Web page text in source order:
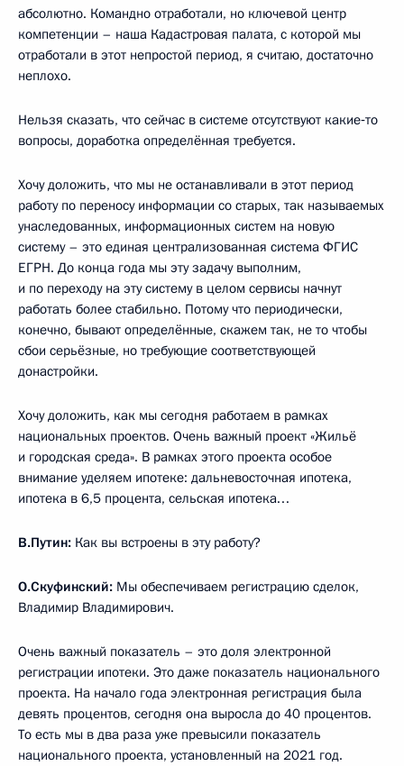
абсолютно. Командно отработали, но ключевой центр
компетенции – наша Кадастровая палата, с которой мы
отработали в этот непростой период, я считаю, достаточно
неплохо.
Нельзя сказать, что сейчас в системе отсутствуют какие‑то
вопросы, доработка определённая требуется.
Хочу доложить, что мы не останавливали в этот период
работу по переносу информации со старых, так называемых
унаследованных, информационных систем на новую
систему – это единая централизованная система ФГИС
ЕГРН. До конца года мы эту задачу выполним,
и по переходу на эту систему в целом сервисы начнут
работать более стабильно. Потому что периодически,
конечно, бывают определённые, скажем так, не то чтобы
сбои серьёзные, но требующие соответствующей
донастройки.
Хочу доложить, как мы сегодня работаем в рамках
национальных проектов. Очень важный проект «Жильё
и городская среда». В рамках этого проекта особое
внимание уделяем ипотеке: дальневосточная ипотека,
ипотека в 6,5 процента, сельская ипотека…
В.Путин: Как вы встроены в эту работу?
О.Скуфинский: Мы обеспечиваем регистрацию сделок,
Владимир Владимирович.
Очень важный показатель – это доля электронной
регистрации ипотеки. Это даже показатель национального
проекта. На начало года электронная регистрация была
девять процентов, сегодня она выросла до 40 процентов.
То есть мы в два раза уже превысили показатель
национального проекта, установленный на 2021 год.